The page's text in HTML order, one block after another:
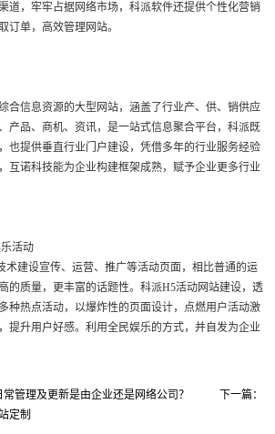
道，牢牢占据网络市场，科派软件还提供个性化营销
订单，高效管理网站。
合信息资源的大型网站，涵盖了行业产、供、销供应
产品、商机、资讯，是一站式信息聚合平台，科派既
也提供垂直行业门户建设，凭借多年的行业服务经验
互诺科技能为企业构建框架成熟，赋予企业更多行业
活动
术建设宣传、运营、推广等活动页面，相比普通的运
的质量，更丰富的话题性。科派H5活动网站建设，透
种热点活动，以爆炸性的页面设计，点燃用户活动激
提升用户好感。利用全民娱乐的方式，并自发为企业
管理及更新是由企业还是网络公司？
下一篇：
定制